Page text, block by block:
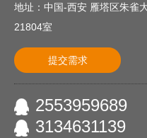
地址：中国-西安 雁塔区朱雀
21804室
提交需求
2553959689
3134631139